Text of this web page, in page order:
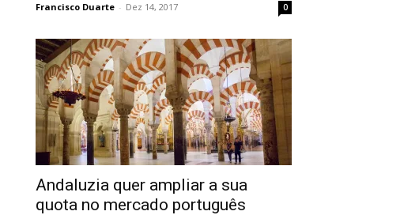
Francisco Duarte - Dez 14, 2017 0
Andaluzia quer ampliar a sua
quota no mercado português